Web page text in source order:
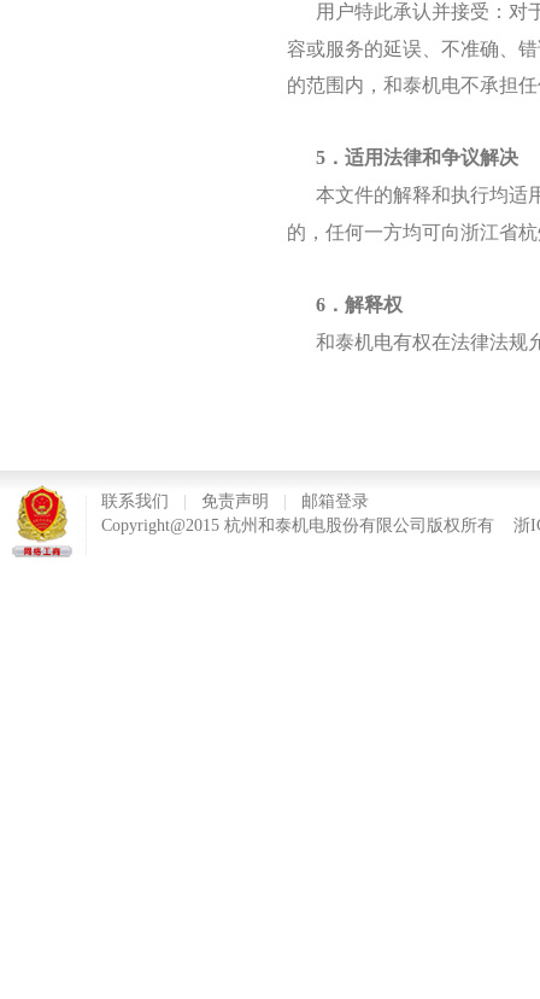
用户特此承认并接受：对
容或服务的延误、不准确、
的范围内，和泰机电不承担
5．适用法律和争议解决
本文件的解释和执行均适
的，任何一方均可向浙江省
6．解释权
和泰机电有权在法律法规
联系我们 免责声明
邮箱登录
Copyright@2015 杭州和泰机电股份有限公司版权所有
浙